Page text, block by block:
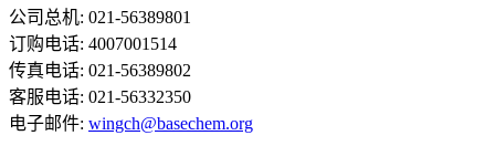
公司总机: 021-56389801
订购电话: 4007001514
传真电话: 021-56389802
客服电话: 021-56332350
电子邮件: wingch@basechem.org